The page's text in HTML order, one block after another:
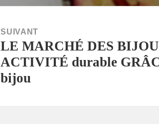
SUIVANT
Article
suivant :
LE MARCHÉ DES
ACTIVITÉ durable
bijou